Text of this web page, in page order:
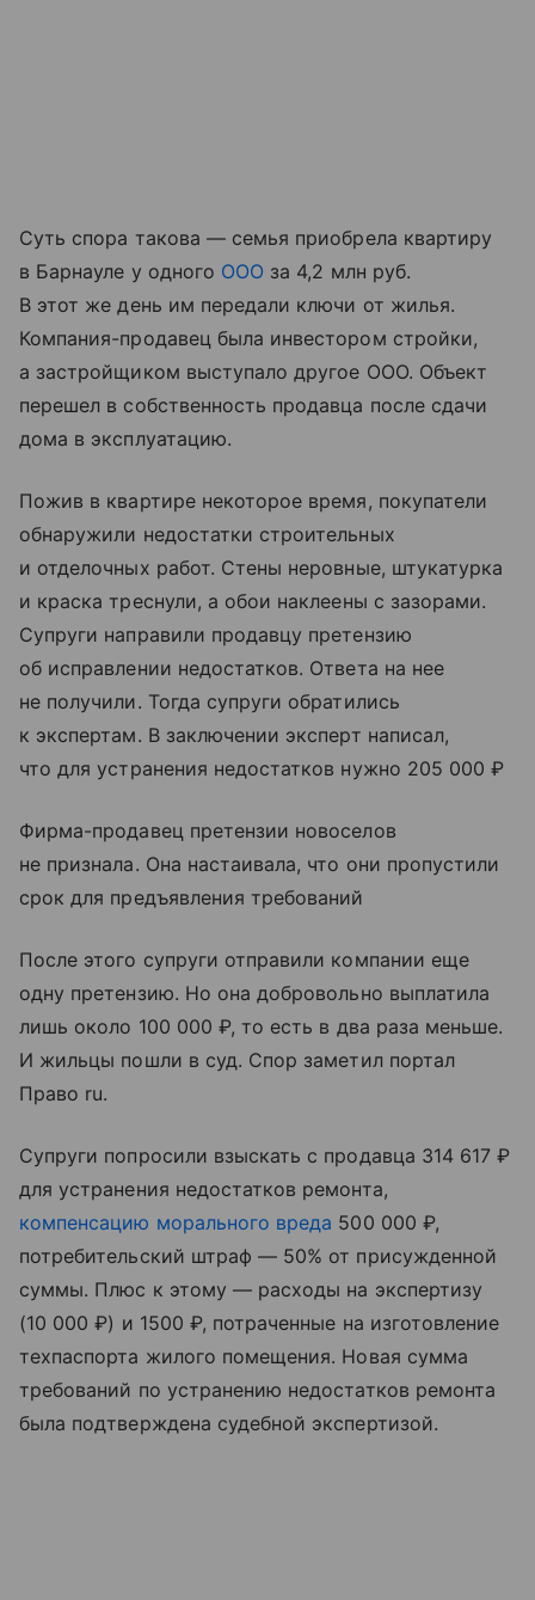
Суть спора такова — семья приобрела квартиру
в Барнауле у одного ООО за 4,2 млн руб.
В этот же день им передали ключи от жилья.
Компания-продавец была инвестором стройки,
а застройщиком выступало другое ООО. Объект
перешел в собственность продавца после сдачи
дома в эксплуатацию.
Пожив в квартире некоторое время, покупатели
обнаружили недостатки строительных
и отделочных работ. Стены неровные, штукатурка
и краска треснули, а обои наклеены с зазорами.
Супруги направили продавцу претензию
об исправлении недостатков. Ответа на нее
не получили. Тогда супруги обратились
к экспертам. В заключении эксперт написал,
что для устранения недостатков нужно 205 000 ₽
Фирма-продавец претензии новоселов
не признала. Она настаивала, что они пропустили
срок для предъявления требований
После этого супруги отправили компании еще
одну претензию. Но она добровольно выплатила
лишь около 100 000 ₽, то есть в два раза меньше.
И жильцы пошли в суд. Спор заметил портал
Право ru.
Супруги попросили взыскать с продавца 314 617 ₽
для устранения недостатков ремонта,
компенсацию морального вреда 500 000 ₽,
потребительский штраф — 50% от присужденной
суммы. Плюс к этому — расходы на экспертизу
(10 000 ₽) и 1500 ₽, потраченные на изготовление
техпаспорта жилого помещения. Новая сумма
требований по устранению недостатков ремонта
была подтверждена судебной экспертизой.